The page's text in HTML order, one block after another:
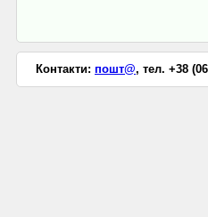
Контакти: пошт@, тел. +38